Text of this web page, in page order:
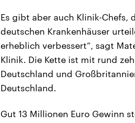
Es gibt aber auch Klinik-Chefs,
deutschen Krankenhäuser
erheblich verbessert“, sagt
Klinik. Die Kette ist mit rund
Deutschland und
Deutschland.
Gut 13 Millionen Euro Gewinn